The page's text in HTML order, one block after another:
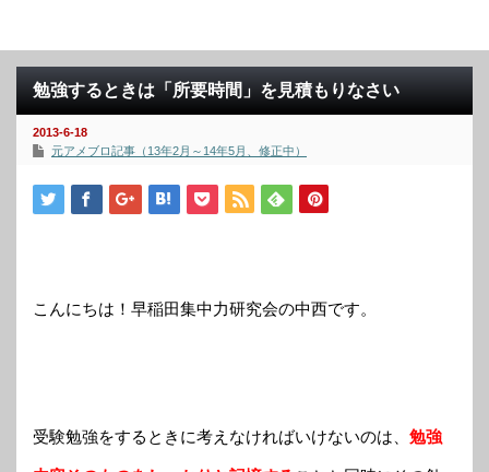
勉強するときは「所要時間」を見積もりなさい
2013-6-18
元アメブロ記事（13年2月～14年5月、修正中）
こんにちは！早稲田集中力研究会の中西です。
受験勉強をするときに考えなければいけないのは、 勉強